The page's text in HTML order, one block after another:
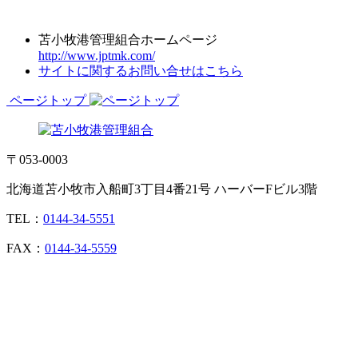
苫小牧港管理組合ホームページ
http://www.jptmk.com/
サイトに関するお問い合せはこちら
ページトップ
〒053-0003
北海道苫小牧市入船町3丁目4番21号 ハーバーFビル3階
TEL： 0144-34-5551
FAX： 0144-34-5559